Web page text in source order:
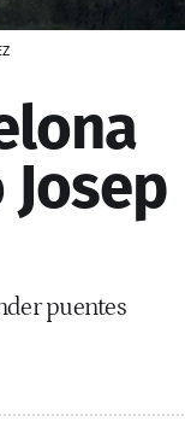
puentes